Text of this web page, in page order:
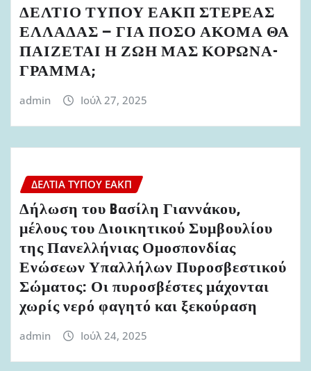
ΔΕΛΤΙΟ ΤΥΠΟΥ ΕΑΚΠ ΣΤΕΡΕΑΣ
ΕΛΛΑΔΑΣ – ΓΙΑ ΠΟΣΟ ΑΚΟΜΑ ΘΑ
ΠΑΙΖΕΤΑΙ Η ΖΩΗ ΜΑΣ ΚΟΡΩΝΑ-
ΓΡΑΜΜΑ;
admin Ιούλ 27, 2025
ΔΕΛΤΊΑ ΤΎΠΟΥ ΕΑΚΠ
Δήλωση του Bασίλη Γιαννάκου,
μέλους του Διοικητικού Συμβουλίου
της Πανελλήνιας Ομοσπονδίας
Ενώσεων Υπαλλήλων Πυροσβεστικού
Σώματος: Οι πυροσβέστες μάχονται
χωρίς νερό φαγητό και ξεκούραση
admin Ιούλ 24, 2025